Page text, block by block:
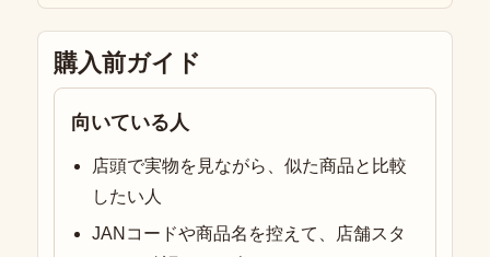
購入前ガイド
向いている人
店頭で実物を見ながら、似た商品と比較
したい人
JANコードや商品名を控えて、店舗スタ